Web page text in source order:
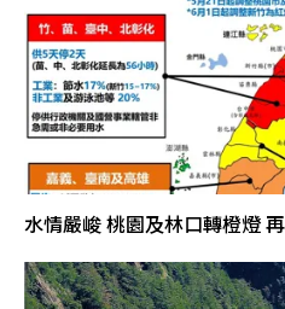
水情嚴峻 桃園及林口轉橙燈